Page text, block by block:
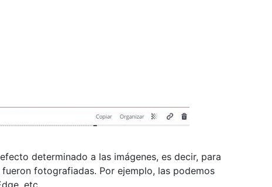
determinado a las imágenes, es decir, para
fotografiadas. Por ejemplo, las podemos
etc.